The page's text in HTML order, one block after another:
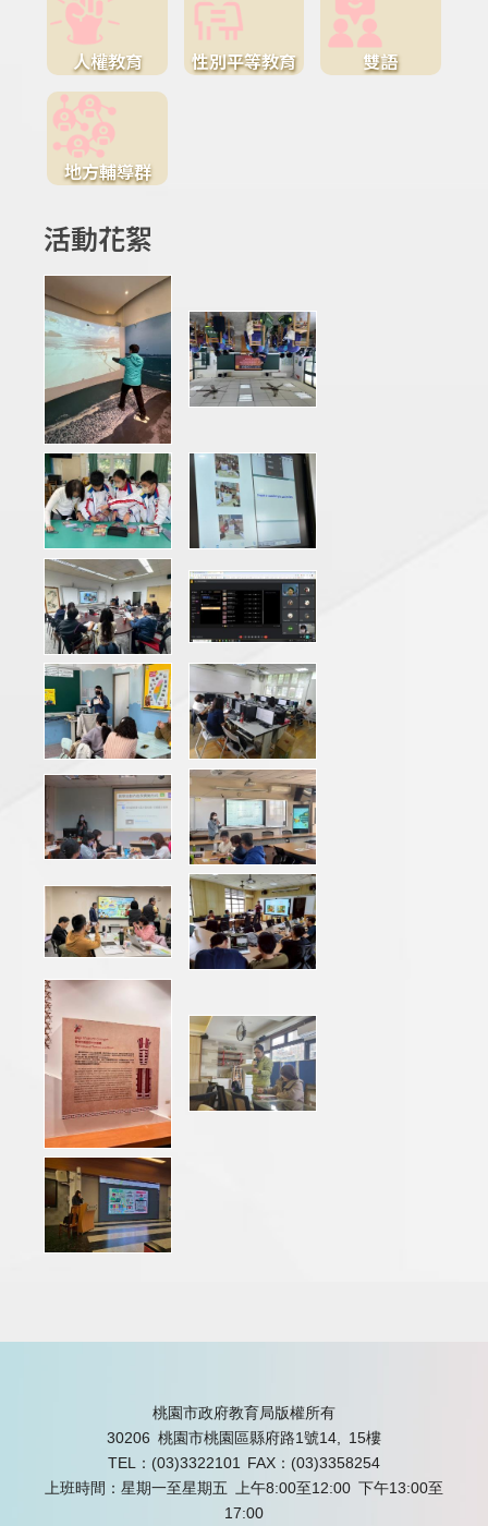
人權教育 性別平等教育 雙語
地方輔導群
活動花絮
桃園市政府教育局版權所有
30206 桃園市桃園區縣府路1號14, 15樓
TEL：(03)3322101
FAX：(03)3358254
上班時間：星期一至星期五 上午8:00至12:00 下午13:00至
17:00